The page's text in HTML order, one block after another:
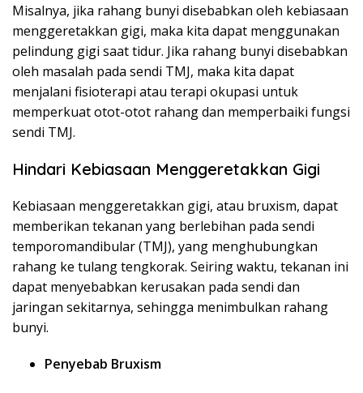
Misalnya, jika rahang bunyi disebabkan oleh kebiasaan
menggeretakkan gigi, maka kita dapat menggunakan
pelindung gigi saat tidur. Jika rahang bunyi disebabkan
oleh masalah pada sendi TMJ, maka kita dapat
menjalani fisioterapi atau terapi okupasi untuk
memperkuat otot-otot rahang dan memperbaiki fungsi
sendi TMJ.
Hindari Kebiasaan Menggeretakkan Gigi
Kebiasaan menggeretakkan gigi, atau bruxism, dapat
memberikan tekanan yang berlebihan pada sendi
temporomandibular (TMJ), yang menghubungkan
rahang ke tulang tengkorak. Seiring waktu, tekanan ini
dapat menyebabkan kerusakan pada sendi dan
jaringan sekitarnya, sehingga menimbulkan rahang
bunyi.
Penyebab Bruxism